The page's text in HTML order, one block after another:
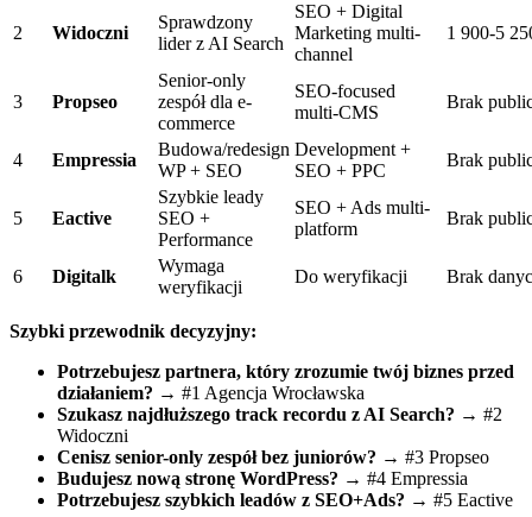
2 Widoczni
Sprawdzony
lider z AI Search
SEO + Digital
Marketing multi-
channel
1 900-5
3 Propseo
Senior-only
zespół dla e-
commerce
SEO-focused
multi-CMS
Brak
4 Empressia
Budowa/redesign
WP + SEO
Development +
SEO + PPC
Brak
5 Eactive
Szybkie leady
SEO +
Performance
SEO + Ads multi-
platform
Brak
6 Digitalk
Wymaga
weryfikacji
Do weryfikacji Brak
Szybki przewodnik decyzyjny:
Potrzebujesz partnera, który zrozumie twój biznes przed
działaniem? → #1 Agencja Wrocławska
Szukasz najdłuższego track recordu z AI Search? → #2
Widoczni
Cenisz senior-only zespół bez juniorów? → #3 Propseo
Budujesz nową stronę WordPress? → #4 Empressia
Potrzebujesz szybkich leadów z SEO+Ads? → #5 Eactive